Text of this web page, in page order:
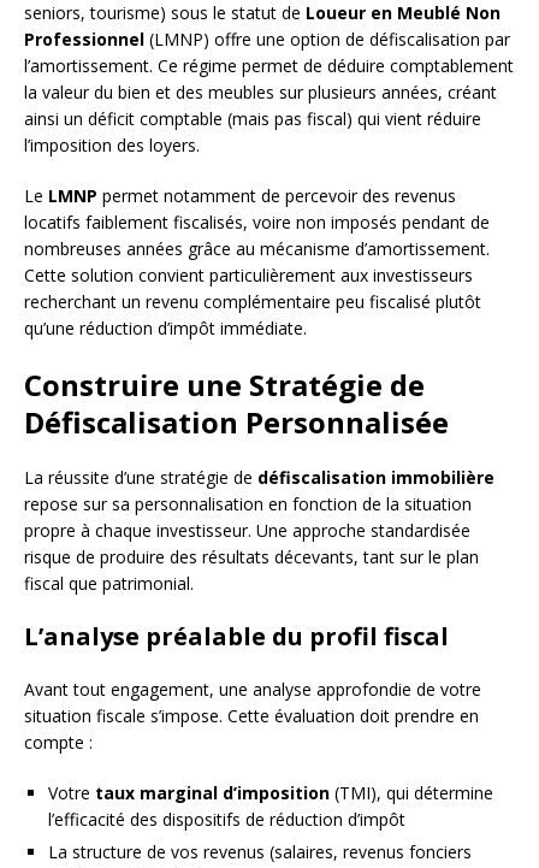
seniors, tourisme) sous le statut de Loueur en Meublé Non
Professionnel (LMNP) offre une option de défiscalisation par
l’amortissement. Ce régime permet de déduire comptablement
la valeur du bien et des meubles sur plusieurs années, créant
ainsi un déficit comptable (mais pas fiscal) qui vient réduire
l’imposition des loyers.
Le LMNP permet notamment de percevoir des revenus
locatifs faiblement fiscalisés, voire non imposés pendant de
nombreuses années grâce au mécanisme d’amortissement.
Cette solution convient particulièrement aux investisseurs
recherchant un revenu complémentaire peu fiscalisé plutôt
qu’une réduction d’impôt immédiate.
Construire une Stratégie de
Défiscalisation Personnalisée
La réussite d’une stratégie de défiscalisation immobilière
repose sur sa personnalisation en fonction de la situation
propre à chaque investisseur. Une approche standardisée
risque de produire des résultats décevants, tant sur le plan
fiscal que patrimonial.
L’analyse préalable du profil fiscal
Avant tout engagement, une analyse approfondie de votre
situation fiscale s’impose. Cette évaluation doit prendre en
compte :
Votre taux marginal d’imposition (TMI), qui détermine
l’efficacité des dispositifs de réduction d’impôt
La structure de vos revenus (salaires, revenus fonciers